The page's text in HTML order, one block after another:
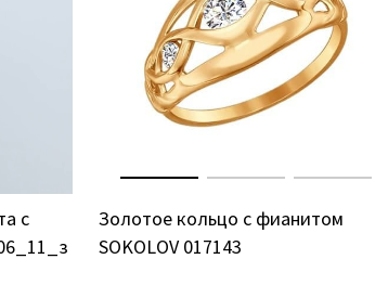
с
Золотое кольцо с фианитом
SOKOLOV 017143